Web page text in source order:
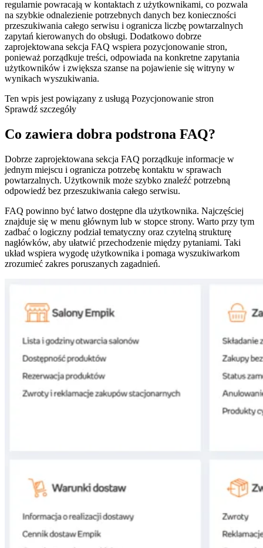
regularnie powracają w kontaktach z użytkownikami, co pozwala
na szybkie odnalezienie potrzebnych danych bez konieczności
przeszukiwania całego serwisu i ogranicza liczbę powtarzalnych
zapytań kierowanych do obsługi. Dodatkowo dobrze
zaprojektowana sekcja FAQ wspiera pozycjonowanie stron,
ponieważ porządkuje treści, odpowiada na konkretne zapytania
użytkowników i zwiększa szanse na pojawienie się witryny w
wynikach wyszukiwania.
Ten wpis jest powiązany z usługą Pozycjonowanie stron
Sprawdź szczegóły
Co zawiera dobra podstrona FAQ?
Dobrze zaprojektowana sekcja FAQ porządkuje informacje w
jednym miejscu i ogranicza potrzebę kontaktu w sprawach
powtarzalnych. Użytkownik może szybko znaleźć potrzebną
odpowiedź bez przeszukiwania całego serwisu.
FAQ powinno być łatwo dostępne dla użytkownika. Najczęściej
znajduje się w menu głównym lub w stopce strony. Warto przy tym
zadbać o logiczny podział tematyczny oraz czytelną strukturę
nagłówków, aby ułatwić przechodzenie między pytaniami. Taki
układ wspiera wygodę użytkownika i pomaga wyszukiwarkom
zrozumieć zakres poruszanych zagadnień.